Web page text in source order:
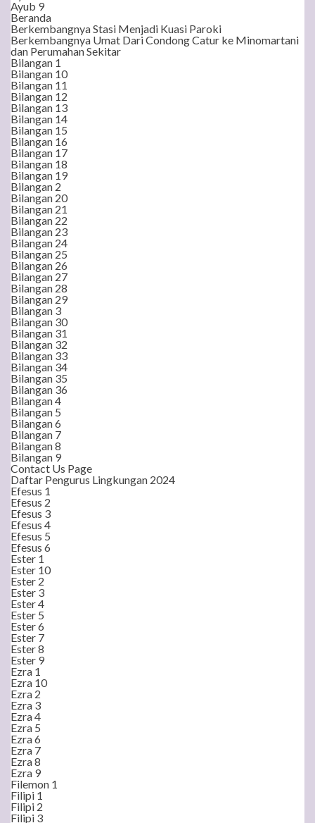
Ayub 9
Beranda
Berkembangnya Stasi Menjadi Kuasi Paroki
Berkembangnya Umat Dari Condong Catur ke Minomartani
dan Perumahan Sekitar
Bilangan 1
Bilangan 10
Bilangan 11
Bilangan 12
Bilangan 13
Bilangan 14
Bilangan 15
Bilangan 16
Bilangan 17
Bilangan 18
Bilangan 19
Bilangan 2
Bilangan 20
Bilangan 21
Bilangan 22
Bilangan 23
Bilangan 24
Bilangan 25
Bilangan 26
Bilangan 27
Bilangan 28
Bilangan 29
Bilangan 3
Bilangan 30
Bilangan 31
Bilangan 32
Bilangan 33
Bilangan 34
Bilangan 35
Bilangan 36
Bilangan 4
Bilangan 5
Bilangan 6
Bilangan 7
Bilangan 8
Bilangan 9
Contact Us Page
Daftar Pengurus Lingkungan 2024
Efesus 1
Efesus 2
Efesus 3
Efesus 4
Efesus 5
Efesus 6
Ester 1
Ester 10
Ester 2
Ester 3
Ester 4
Ester 5
Ester 6
Ester 7
Ester 8
Ester 9
Ezra 1
Ezra 10
Ezra 2
Ezra 3
Ezra 4
Ezra 5
Ezra 6
Ezra 7
Ezra 8
Ezra 9
Filemon 1
Filipi 1
Filipi 2
Filipi 3